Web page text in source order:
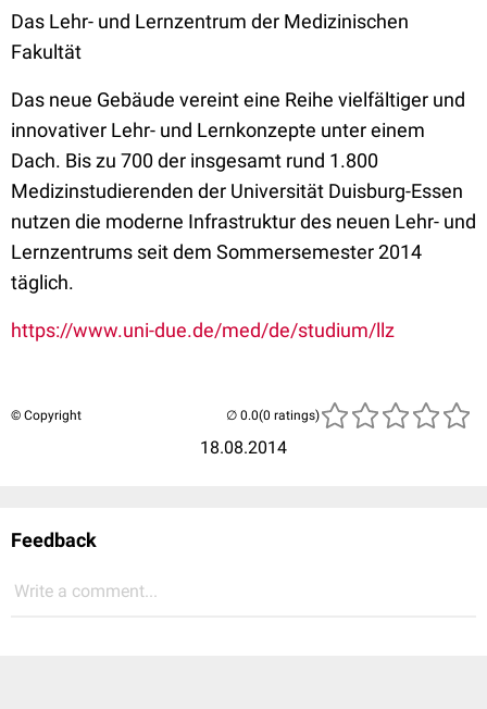
Das Lehr- und Lernzentrum der Medizinischen
Fakultät
Das neue Gebäude vereint eine Reihe vielfältiger und
innovativer Lehr- und Lernkonzepte unter einem
Dach. Bis zu 700 der insgesamt rund 1.800
Medizinstudierenden der Universität Duisburg-Essen
nutzen die moderne Infrastruktur des neuen Lehr- und
Lernzentrums seit dem Sommersemester 2014
täglich.
https://www.uni-due.de/med/de/studium/llz
© Copyright
18.08.2014
(0 ratings)
Feedback
Write a comment...